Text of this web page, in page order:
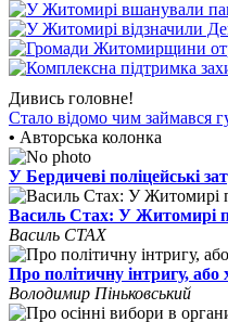
Дивись головне!
Стало відомо чим займався
• Авторська колонка
У Бердичеві поліцейські
Василь Стах: У Житомирі
Василь СТАХ
Про політичну інтригу,
Володимир Піньковський